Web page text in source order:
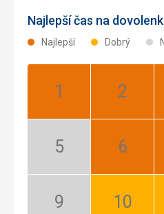
Najlepší čas na
Najlepší Dobrý
Január:
Február:
Máj:
Jún:
September:
Október: